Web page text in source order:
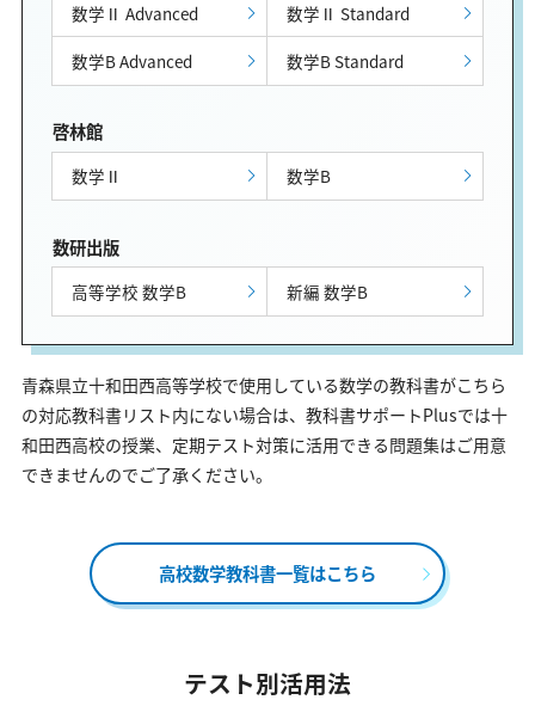
数学Ⅱ Advanced
数学Ⅱ Standard
数学B Advanced
数学B Standard
啓林館
数学Ⅱ 数学B
数研出版
高等学校 数学B 新編 数学B
青森県立十和田西高等学校で使用している数学の教科書がこちら
の対応教科書リスト内にない場合は、教科書サポートPlusでは十
和田西高校の授業、定期テスト対策に活用できる問題集はご用意
できませんのでご了承ください。
高校数学教科書一覧はこちら
テスト別活用法